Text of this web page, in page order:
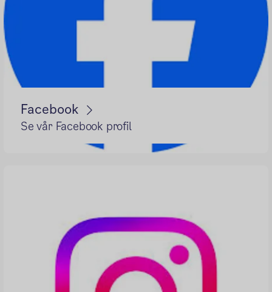
Facebook
Se vår Facebook profil